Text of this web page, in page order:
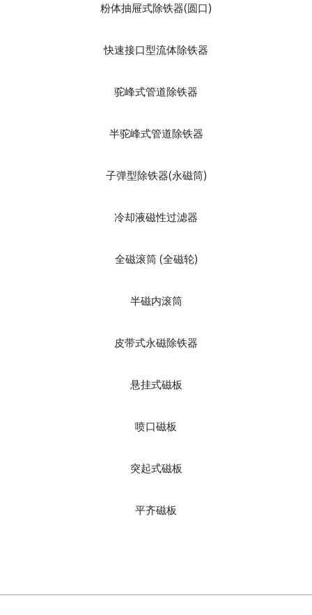
粉体抽屉式除铁器(圆口)
快速接口型流体除铁器
驼峰式管道除铁器
半驼峰式管道除铁器
子弹型除铁器(永磁筒)
冷却液磁性过滤器
全磁滚筒 (全磁轮)
半磁内滚筒
皮带式永磁除铁器
悬挂式磁板
喷口磁板
突起式磁板
平齐磁板